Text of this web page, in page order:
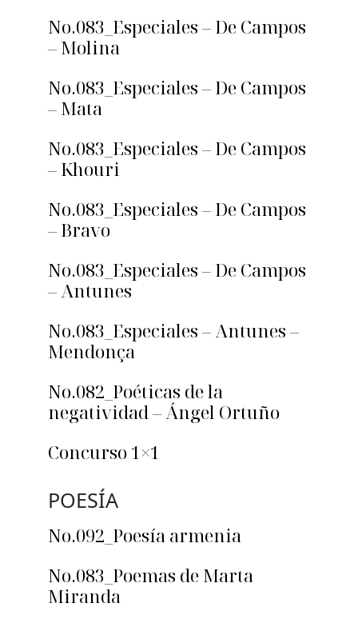
No.083_Especiales – De Campos
– Molina
No.083_Especiales – De Campos
– Mata
No.083_Especiales – De Campos
– Khouri
No.083_Especiales – De Campos
– Bravo
No.083_Especiales – De Campos
– Antunes
No.083_Especiales – Antunes –
Mendonça
No.082_Poéticas de la
negatividad – Ángel Ortuño
Concurso 1×1
POESÍA
No.092_Poesía armenia
No.083_Poemas de Marta
Miranda